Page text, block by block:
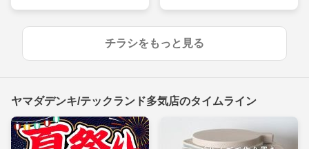
チラシをもっと見る
ヤマダデンキ/テックランド多気店のタイムライン